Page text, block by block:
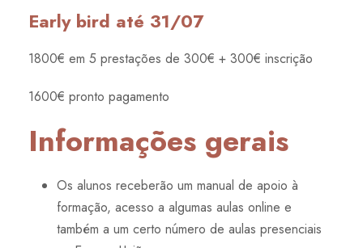
Early bird até 31/07
1800€ em 5 prestações de 300€ + 300€ inscrição
1600€ pronto pagamento
Informações gerais
Os alunos receberão um manual de apoio à
formação, acesso a algumas aulas online e
também a um certo número de aulas presenciais